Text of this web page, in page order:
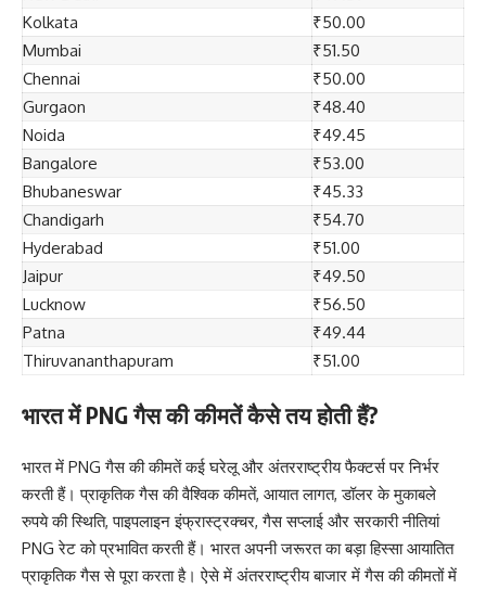
Kolkata
₹50.00
Mumbai
₹51.50
Chennai
₹50.00
Gurgaon
₹48.40
Noida
₹49.45
Bangalore
₹53.00
Bhubaneswar
₹45.33
Chandigarh
₹54.70
Hyderabad
₹51.00
Jaipur
₹49.50
Lucknow
₹56.50
Patna
₹49.44
Thiruvananthapuram
₹51.00
भारत में PNG गैस की कीमतें कैसे तय होती हैं?
भारत में PNG गैस की कीमतें कई घरेलू और अंतरराष्ट्रीय फैक्टर्स पर निर्भर
करती हैं। प्राकृतिक गैस की वैश्विक कीमतें, आयात लागत, डॉलर के मुकाबले
रुपये की स्थिति, पाइपलाइन इंफ्रास्ट्रक्चर, गैस सप्लाई और सरकारी नीतियां
PNG रेट को प्रभावित करती हैं। भारत अपनी जरूरत का बड़ा हिस्सा आयातित
प्राकृतिक गैस से पूरा करता है। ऐसे में अंतरराष्ट्रीय बाजार में गैस की कीमतों में